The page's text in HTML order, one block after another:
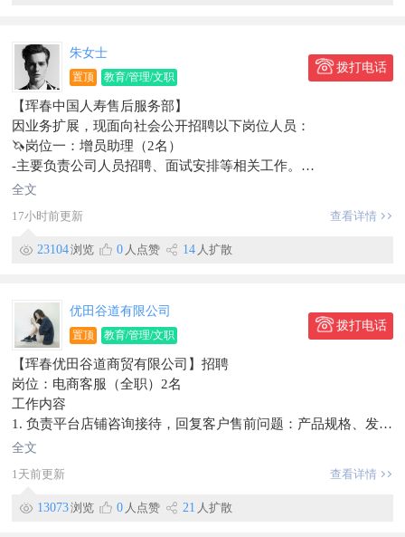
有意向者请先投递简历，等待通知面试。
联系电话：139****5828
简历投递邮箱：1027262809@qq.com
工作地址：珲春市合作区
信息有效期到2026/07/26
朱女士
置顶 教育/管理/文职
拨打电话
【珲春中国人寿售后服务部】
因业务扩展，现面向社会公开招聘以下岗位人员：
🦄岗位一：增员助理（2名）
-主要负责公司人员招聘、面试安排等相关工作。
💰底薪+提成4000-8000元
-负责现有客户的维护与关系管理，工作轻松，周末双休，节假
日休息。
-25—55周岁，高中学历以上，本科或大专学历(有学历证书)，
有销售经验者优先。(高中学历3000-7000元)
[握手]联系人：朱女士
📞电话：156****3866
📍工作地点：东市场附近工商银行对面中国人寿
信息有效期到2026/09/08
全文
17小时前更新
查看详情
23104浏览 0 人点赞 14 人扩散
优田谷道有限公司
置顶 教育/管理/文职
拨打电话
【珲春优田谷道商贸有限公司】招聘
岗位：电商客服（全职）2名
工作内容
1. 负责平台店铺咨询接待，回复客户售前问题：产品规格、发货
时效、运费、售后疑问等
铺流程协调处理，降低差评
3. 登记客户问题、订单信息，同步仓库/运营，跟进订单闭环
全文
1天前更新
查看详情
13073浏览 0 人点赞 21 人扩散